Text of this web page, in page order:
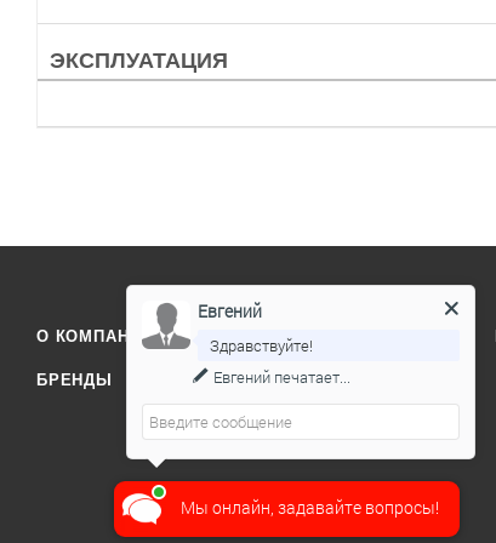
ЭКСПЛУАТАЦИЯ
О КОМПАНИИ ОТЗЫВЫ
БРЕНДЫ
Мы онлайн, задавайте вопросы!
Евгений
Здравствуйте!
Евгений печатает...